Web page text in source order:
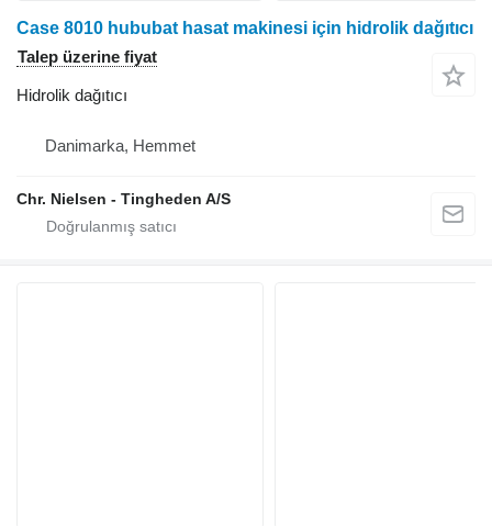
Case 8010 hububat hasat makinesi için hidrolik dağıtıcı
Talep üzerine fiyat
Hidrolik dağıtıcı
Danimarka, Hemmet
Chr. Nielsen - Tingheden A/S